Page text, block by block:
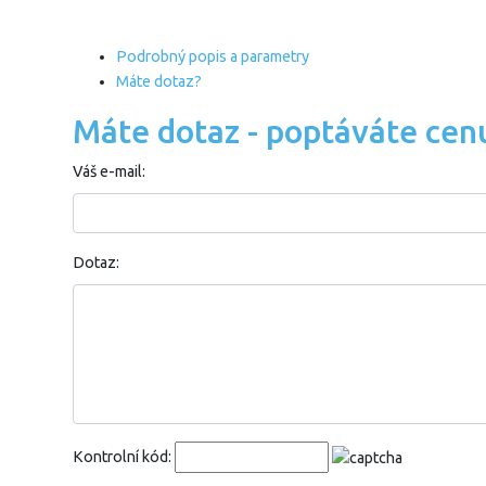
Podrobný popis a parametry
Máte dotaz?
Máte dotaz - poptáváte
Váš e-mail:
Dotaz:
Kontrolní kód: